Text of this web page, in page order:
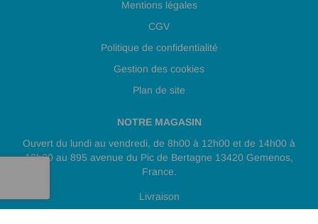
Mentions légales
CGV
Politique de confidentialité
Gestion des cookies
Plan de site
NOTRE MAGASIN
Ouvert du lundi au vendredi, de 8h00 à 12h00 et de 14h00 à
18h00 au 895 avenue du Pic de Bertagne 13420 Gemenos,
France.
Livraison